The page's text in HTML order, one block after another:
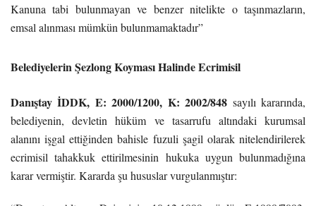
Kanuna tabi bulunmayan ve benzer nitelikte o taşınmazların,
emsal alınması mümkün bulunmamaktadır”
Belediyelerin Şezlong Koyması Halinde Ecrimisil
Danıştay İDDK, E: 2000/1200, K: 2002/848 sayılı kararında,
belediyenin, devletin hüküm ve tasarrufu altındaki kurumsal
alanını işgal ettiğinden bahisle fuzuli şagil olarak nitelendirilerek
ecrimisil tahakkuk ettirilmesinin hukuka uygun bulunmadığına
karar vermiştir. Kararda şu hususlar vurgulanmıştır: